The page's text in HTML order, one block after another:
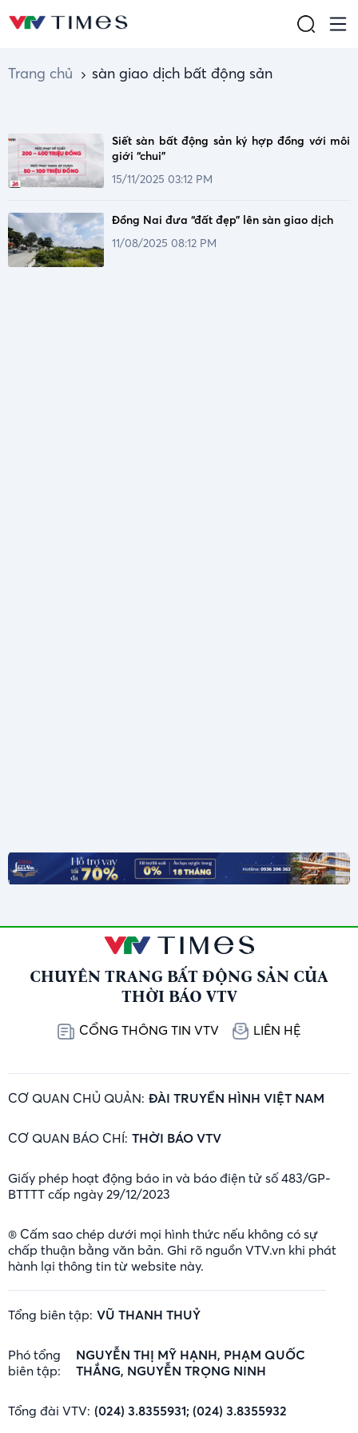
Trang chủ sàn giao dịch bất động sản
Siết sàn bất động sản ký hợp đồng với môi
giới “chui”
15/11/2025 03:12 PM
Đồng Nai đưa “đất đẹp” lên sàn giao dịch
11/08/2025 08:12 PM
CHUYÊN TRANG BẤT ĐỘNG SẢN CỦA
THỜI BÁO VTV
CỔNG THÔNG TIN VTV LIÊN HỆ
CƠ QUAN CHỦ QUẢN: ĐÀI TRUYỀN HÌNH VIỆT NAM
CƠ QUAN BÁO CHÍ: THỜI BÁO VTV
Giấy phép hoạt động báo in và báo điện tử số 483/GP-
BTTTT cấp ngày 29/12/2023
® Cấm sao chép dưới mọi hình thức nếu không có sự
chấp thuận bằng văn bản. Ghi rõ nguồn VTV.vn khi phát
hành lại thông tin từ website này.
Tổng biên tập: VŨ THANH THUỶ
Phó tổng
biên tập:
NGUYỄN THỊ MỸ HẠNH, PHẠM QUỐC
THẮNG, NGUYỄN TRỌNG NINH
Tổng đài VTV: (024) 3.8355931; (024) 3.8355932